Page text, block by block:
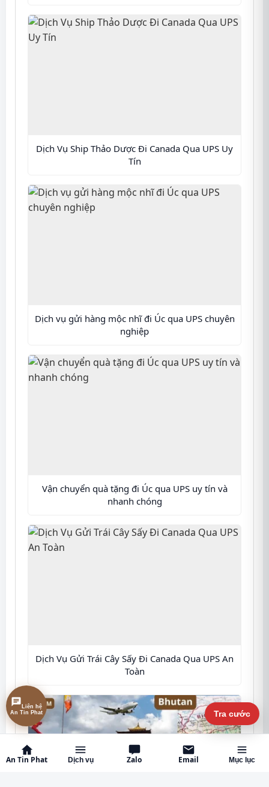
Dịch Vụ Ship Thảo Dược Đi Canada Qua UPS Uy
Tín
Dịch vụ gửi hàng mộc nhĩ đi Úc qua UPS chuyên
nghiệp
Vận chuyển quà tặng đi Úc qua UPS uy tín và
nhanh chóng
Dịch Vụ Gửi Trái Cây Sấy Đi Canada Qua UPS An
Toàn
An Tin Phat Dịch vụ Zalo Email Mục lục
Tra cước
Liên hệ
An Tin Phat